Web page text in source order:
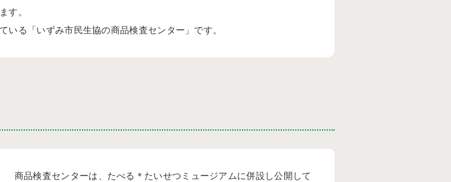
す。
る「いずみ市民生協の商品検査センター」です。
商品検査センターは、たべる＊たいせつミュージアムに併設し公開して